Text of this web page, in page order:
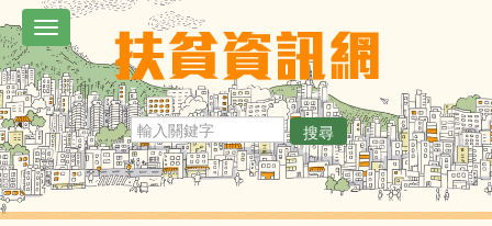
移
至
主
內
容
Toggle
navigation
搜尋